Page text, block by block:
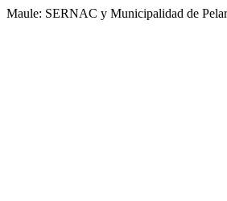
Maule: SERNAC y Municipalidad de